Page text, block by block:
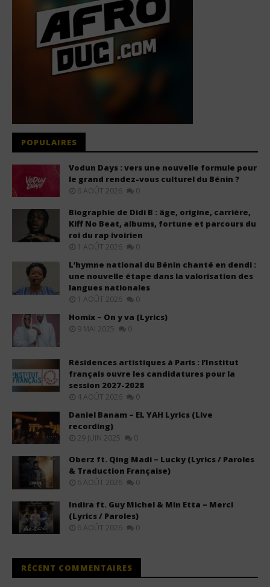
POPULAIRES
Vodun Days : vers une nouvelle formule pour
le grand rendez-vous culturel du Bénin ?
6 AOÛT 2026 0
Biographie de Didi B : âge, origine, carrière,
Kiff No Beat, albums, fortune et parcours du
roi du rap ivoirien
1 AOÛT 2026 0
L’hymne national du Bénin chanté en dendi :
une nouvelle étape dans la valorisation des
langues nationales
1 AOÛT 2026 0
Homix – On y va (Lyrics)
9 MAI 2025 0
Résidences artistiques à Paris : l’Institut
français ouvre les candidatures pour la
session 2027-2028
4 AOÛT 2026 0
Daniel Banam – EL YAH Lyrics (Live
recording)
29 JUIN 2025 0
Oberz ft. Qing Madi – Lucky (Lyrics / Paroles
& Traduction Française)
6 AOÛT 2026 0
Indira ft. Guy Michel & Min Etta – Merci
(Lyrics / Paroles)
6 AOÛT 2026 0
RÉCENT COMMENTAIRES